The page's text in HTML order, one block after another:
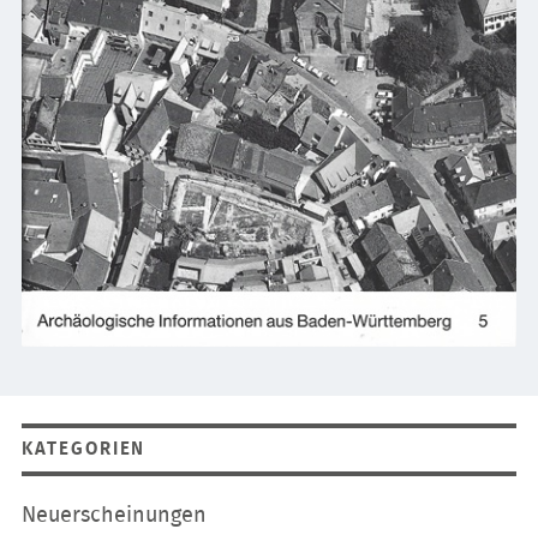
KATEGORIEN
Navigation
Neuerscheinungen